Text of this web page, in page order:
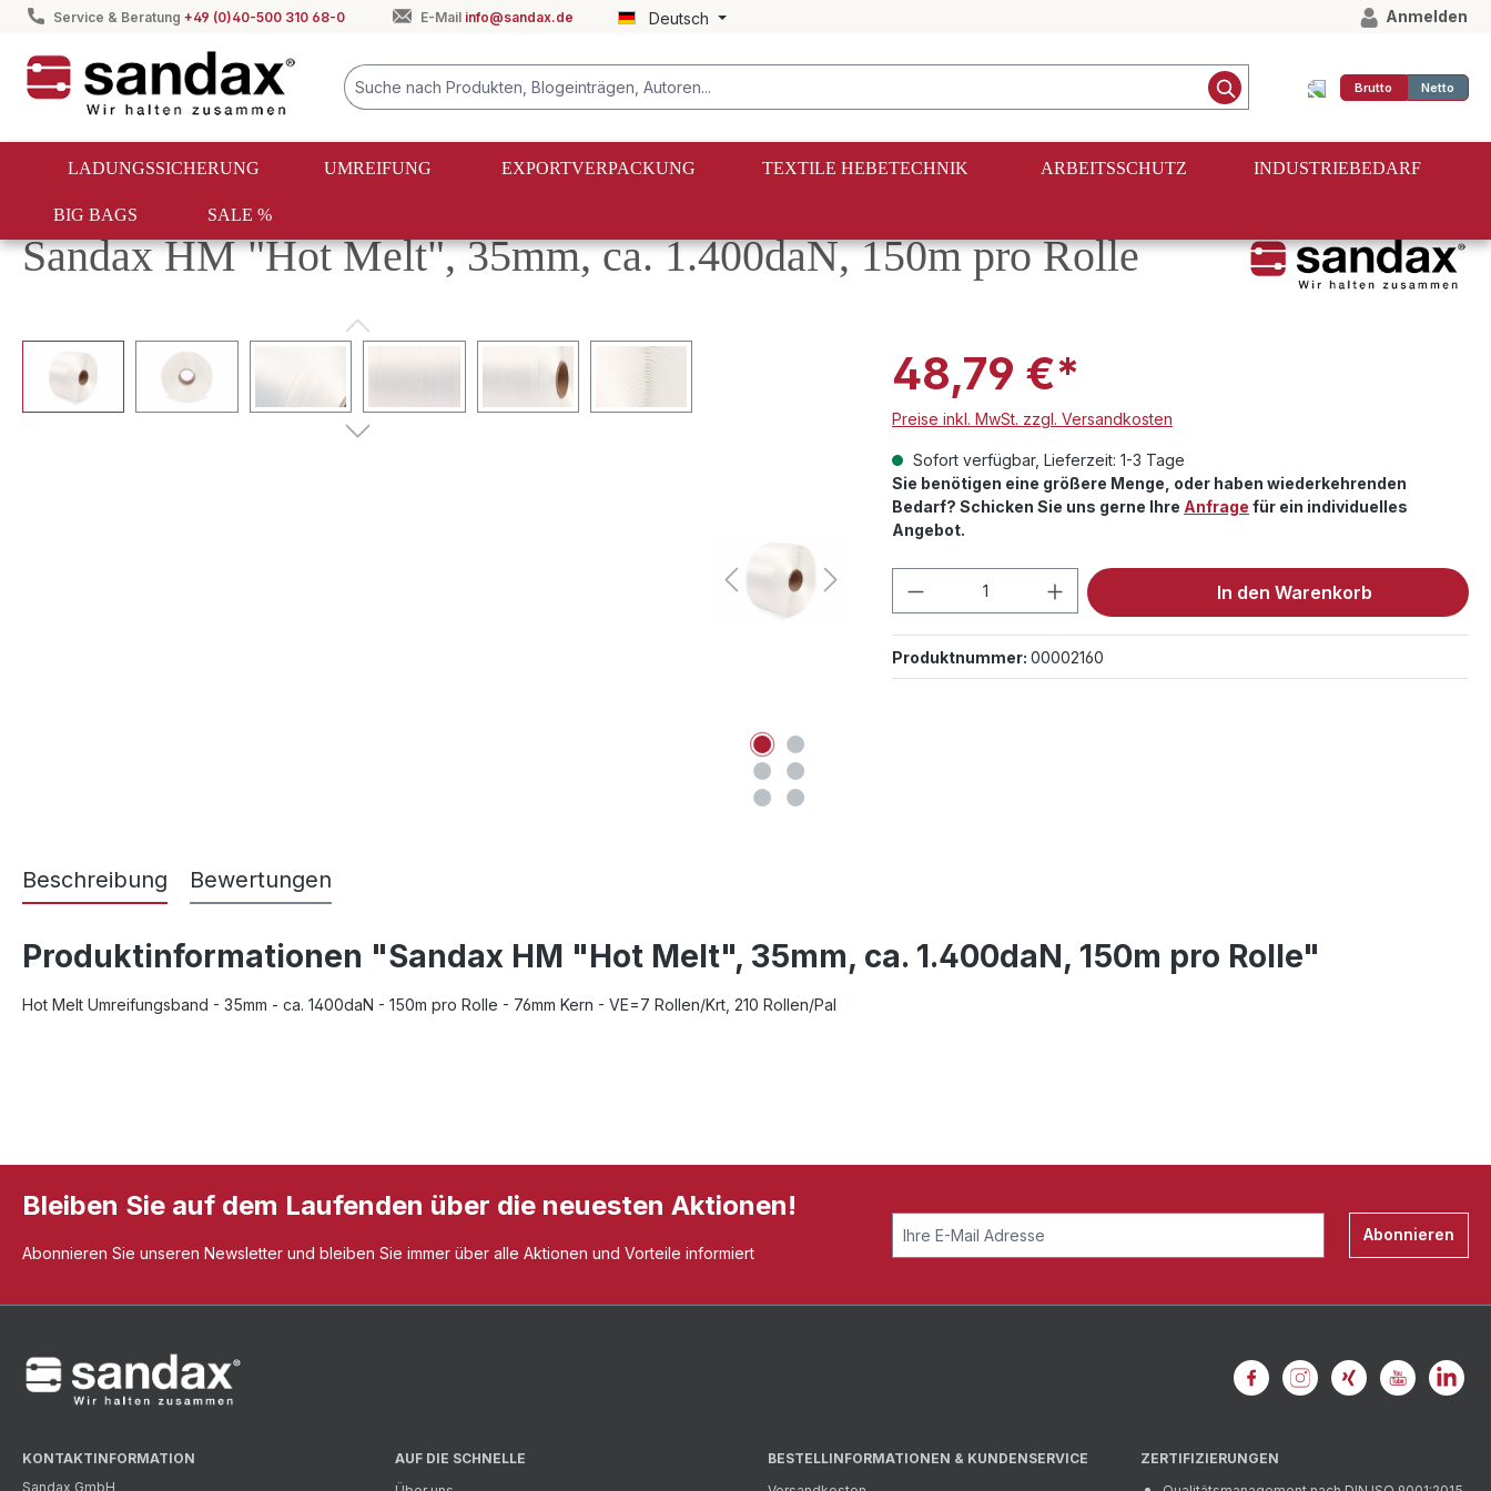
Zur Hauptnavigation springen
Service & Beratung +49 (0)40-500 310 68-0 E-Mail info@sandax.de Deutsch Anmelden
Brutto Netto
LADUNGSSICHERUNG UMREIFUNG EXPORTVERPACKUNG TEXTILE HEBETECHNIK ARBEITSSCHUTZ INDUSTRIEBEDARF
BIG BAGS SALE %
Umreifung Textile Umreifung
Sandax HM "Hot Melt", 35mm, ca. 1.400daN, 150m pro Rolle
Bildergalerie überspringen 48,79 €*
Preise inkl. MwSt. zzgl. Versandkosten
Sofort verfügbar, Lieferzeit: 1-3 Tage
Sie benötigen eine größere Menge, oder haben wiederkehrenden
Bedarf? Schicken Sie uns gerne Ihre Anfrage für ein individuelles
Angebot.
Produkt Anzahl: Gib den gewünschten Wert
In den Warenkorb
Produktnummer: 00002160
Beschreibung Bewertungen
Produktinformationen "Sandax HM "Hot Melt", 35mm, ca. 1.400daN, 150m pro Rolle"
Hot Melt Umreifungsband - 35mm - ca. 1400daN - 150m pro Rolle - 76mm Kern - VE=7 Rollen/Krt, 210 Rollen/Pal
Bleiben Sie auf dem Laufenden über die neuesten Aktionen!
Abonnieren Sie unseren Newsletter und bleiben Sie immer über alle Aktionen und Vorteile informiert
Abonnieren
KONTAKTINFORMATION
Sandax GmbH
AUF DIE SCHNELLE
BESTELLINFORMATIONEN & KUNDENSERVICE
ZERTIFIZIERUNGEN